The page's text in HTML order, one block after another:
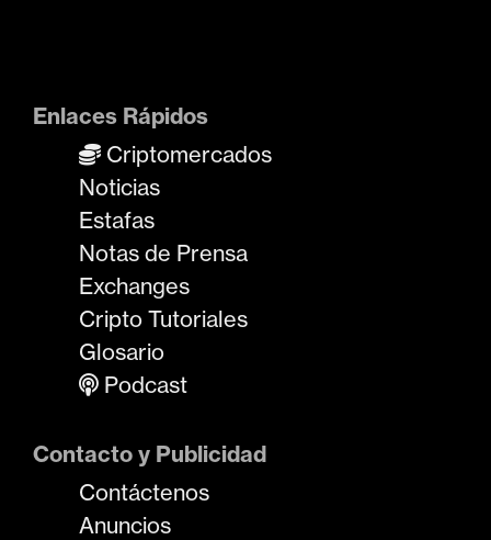
Enlaces Rápidos
Criptomercados
Noticias
Estafas
Notas de Prensa
Exchanges
Cripto Tutoriales
Glosario
Podcast
Contacto y Publicidad
Contáctenos
Anuncios